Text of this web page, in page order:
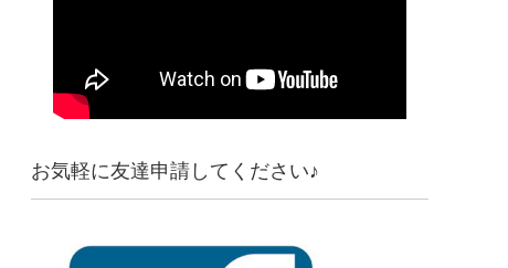
お気軽に友達申請してください♪